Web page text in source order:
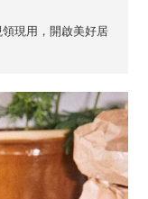
現用，開啟美好居